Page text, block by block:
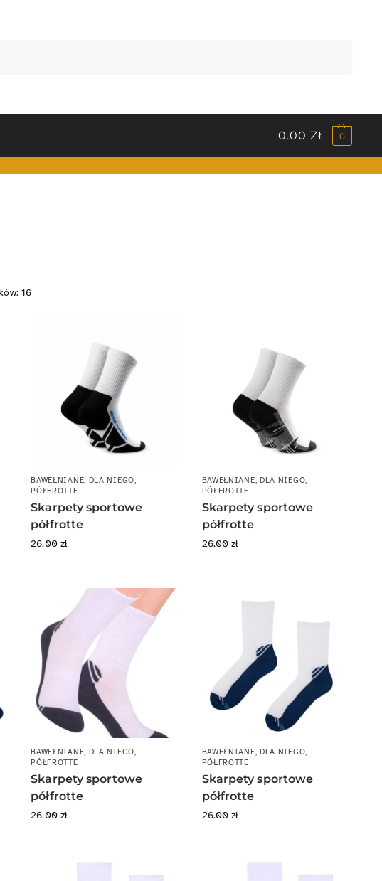
0.00ZŁ 0
16
BAWEŁNIANE, DLA NIEGO,
PÓŁFROTTE
Skarpety sportowe
półfrotte
26.00 zł
BAWEŁNIANE, DLA NIEGO,
PÓŁFROTTE
Skarpety sportowe
półfrotte
26.00zł
BAWEŁNIANE, DLA NIEGO,
PÓŁFROTTE
Skarpety sportowe
półfrotte
26.00 zł
BAWEŁNIANE, DLA NIEGO,
PÓŁFROTTE
Skarpety sportowe
półfrotte
26.00zł